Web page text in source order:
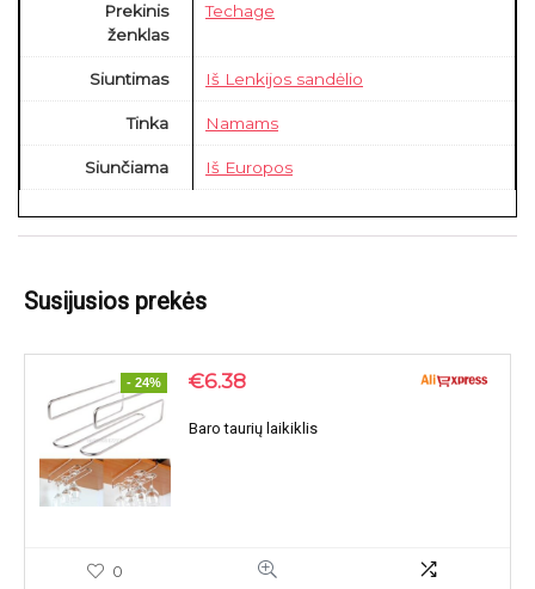
Prekinis
ženklas
Techage
Siuntimas Iš Lenkijos sandėlio
Tinka Namams
Siunčiama Iš Europos
Susijusios prekės
- 24% €6.38
Baro taurių laikiklis
0